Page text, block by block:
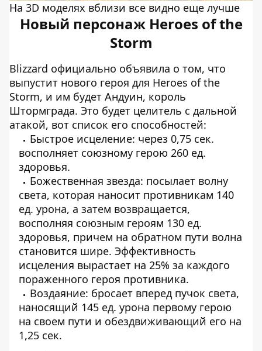
На 3D моделях вблизи все видно еще лучше
Новый персонаж Heroes of the
Storm
Blizzard официально объявила о том, что
выпустит нового героя для Heroes of the
Storm, и им будет Андуин, король
Штормграда. Это будет целитель с дальной
атакой, вот список его способностей:
Быстрое исцеление: через 0,75 сек.
восполняет союзному герою 260 ед.
здоровья.
Божественная звезда: посылает волну
света, которая наносит противникам 140
ед. урона, а затем возвращается,
восполняя союзным героям 130 ед.
здоровья, причем на обратном пути волна
становится шире. Эффективность
исцеления вырастает на 25% за каждого
пораженного героя противника.
Воздаяние: бросает вперед пучок света,
наносящий 145 ед. урона первому герою
на своем пути и обездвиживающий его на
1,25 сек.